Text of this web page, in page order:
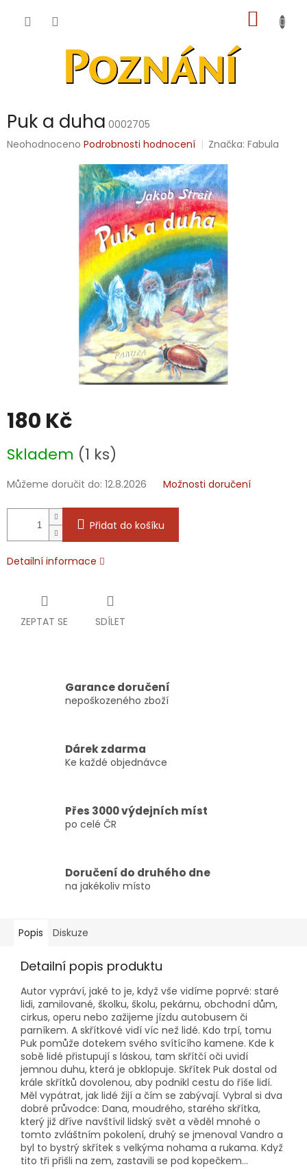
KOŠÍK
Puk a duha 0002705
Průměrné
Neohodnoceno Podrobnosti hodnocení Značka:Fabula
180 Kč
cena:
Skladem (1 ks)
Můžeme doručit do: 12.8.2026 Možnosti doručení
Přidat do košíku
Detailní informace
ZEPTAT SE SDÍLET
Garance doručení
nepoškozeného zboží
Dárek zdarma
Ke každé objednávce
Přes 3000 výdejních míst
po celé ČR
Doručení do druhého dne
na jakékoliv místo
Popis Diskuze
Detailní popis produktu
Autor vypráví, jaké to je, když vše vidíme poprvé: staré
lidi, zamilované, školku, školu, pekárnu, obchodní dům,
cirkus, operu nebo zažijeme jízdu autobusem či
parníkem. A skřítkové vidí víc než lidé. Kdo trpí, tomu
Puk pomůže dotekem svého svítícího kamene. Kde k
sobě lidé přistupují s láskou, tam skřítčí oči uvidí
jemnou duhu, která je obklopuje. Skřítek Puk dostal od
krále skřítků dovolenou, aby podnikl cestu do říše lidí.
Měl vypátrat, jak lidé žijí a čím se zabývají. Vybral si dva
dobré průvodce: Dana, moudrého, starého skřítka,
který již dříve navštívil lidský svět a věděl mnohé o
tomto zvláštním pokolení, druhý se jmenoval Vandro a
byl to bystrý skřítek s velkýma nohama a rukama. Když
tito tři přišli na zem, zastavili se pod kopečkem...